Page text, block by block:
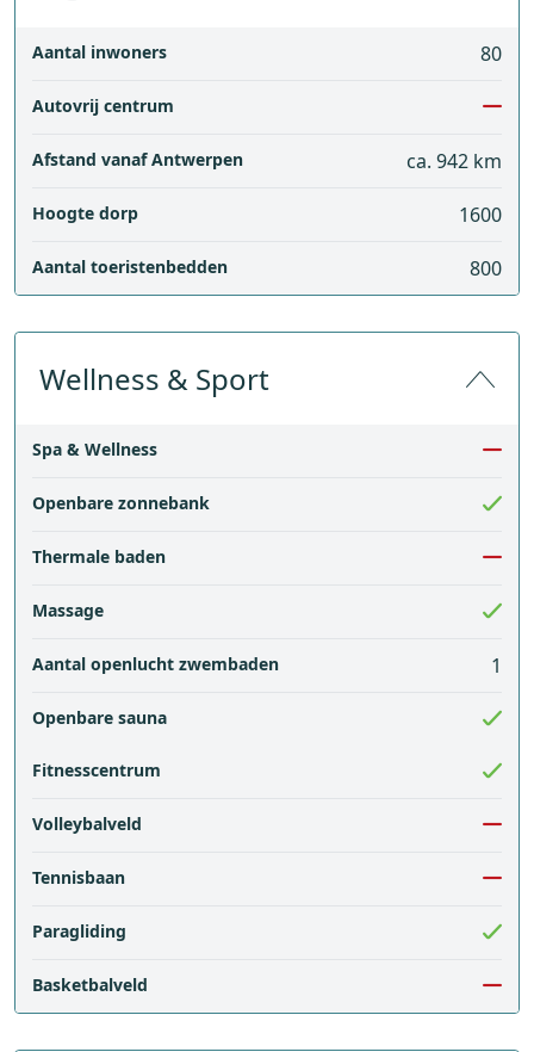
Aantal inwoners 80
Autovrij centrum
Afstand vanaf Antwerpen ca. 942 km
Hoogte dorp 1600
Aantal toeristenbedden 800
Wellness & Sport
Spa & Wellness
Openbare zonnebank
Thermale baden
Massage
Aantal openlucht zwembaden 1
Openbare sauna
Fitnesscentrum
Volleybalveld
Tennisbaan
Paragliding
Basketbalveld